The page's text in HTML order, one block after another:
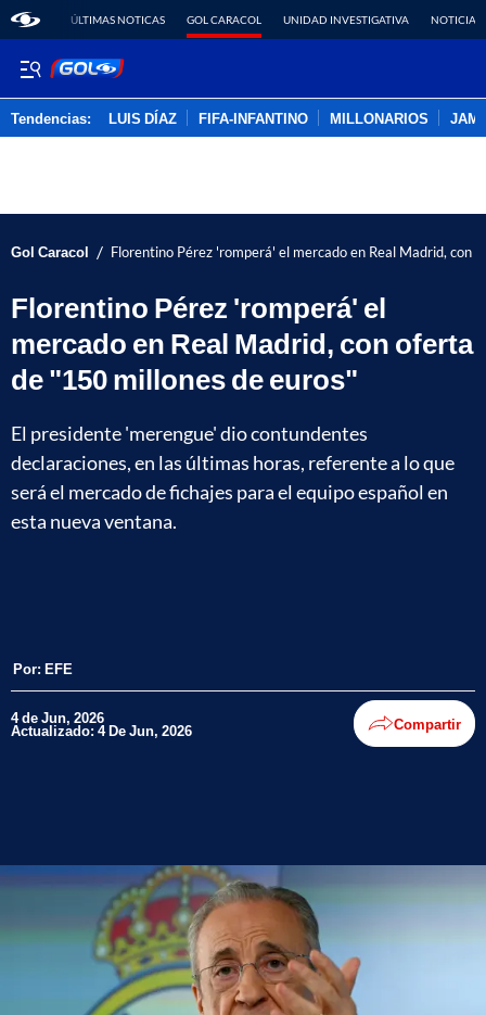
ÚLTIMAS NOTICAS GOL CARACOL UNIDAD INVESTIGATIVA NOTICIAS
Tendencias: LUIS DÍAZ FIFA-INFANTINO MILLONARIOS
Gol Caracol / Florentino Pérez 'romperá' el mercado en Real Madrid, con
Florentino Pérez 'romperá' el
mercado en Real Madrid, con oferta
de "150 millones de euros"
El presidente 'merengue' dio contundentes
declaraciones, en las últimas horas, referente a lo que
será el mercado de fichajes para el equipo español en
esta nueva ventana.
Por: EFE
4 de Jun, 2026
Actualizado: 4 De Jun, 2026 Compartir